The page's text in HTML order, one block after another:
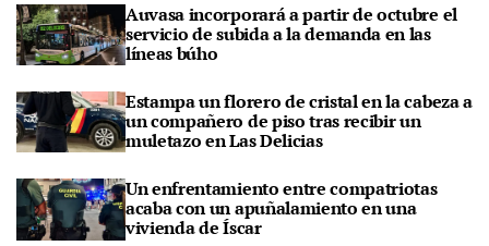
Auvasa incorporará a partir de octubre el
servicio de subida a la demanda en las
líneas búho
Estampa un florero de cristal en la cabeza a
un compañero de piso tras recibir un
muletazo en Las Delicias
Un enfrentamiento entre compatriotas
acaba con un apuñalamiento en una
vivienda de Íscar